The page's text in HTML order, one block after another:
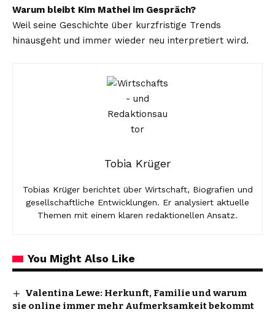
Warum bleibt Kim Mathei im Gespräch?
Weil seine Geschichte über kurzfristige Trends
hinausgeht und immer wieder neu interpretiert wird.
Tobia Krüger
Tobias Krüger berichtet über Wirtschaft, Biografien und
gesellschaftliche Entwicklungen. Er analysiert aktuelle
Themen mit einem klaren redaktionellen Ansatz.
You Might Also Like
Valentina Lewe: Herkunft, Familie und warum
sie online immer mehr Aufmerksamkeit bekommt